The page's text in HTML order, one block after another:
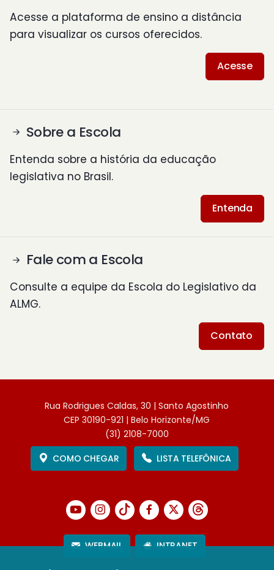
Acesse a plataforma de ensino a distância
para visualizar os cursos oferecidos.
Acesse
Sobre a Escola
Entenda sobre a história da educação
legislativa no Brasil.
Entenda
Fale com a Escola
Consulte a equipe da Escola do Legislativo da
ALMG.
Contato
Rua Rodrigues Caldas, 30 | Santo Agostinho
CEP 30190-921 | Belo Horizonte/MG
(31) 2108-7000
COMO CHEGAR
LISTA TELEFÔNICA
WEBMAIL INTRANET